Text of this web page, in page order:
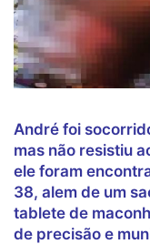
André foi
mas não resistiu
ele foram
38, alem de um
tablete de
de precisão e